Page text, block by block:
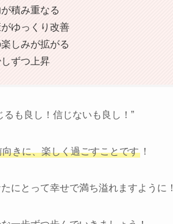
積み重なる
ゆっくり改善
しみが拡がる
ずつ上昇
るも良し！信じないも良し！”
きに、楽しく過ごすことです ！
にとって幸せで満ち溢れますように！